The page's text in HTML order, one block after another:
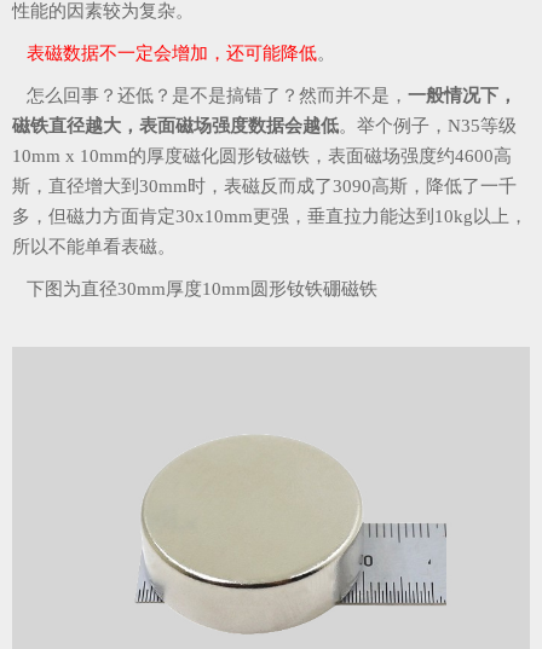
性能的因素较为复杂。
表磁数据不一定会增加，还可能降低。
怎么回事？还低？是不是搞错了？然而并不是， 一般情况下，
磁铁直径越大，表面磁场强度数据会越低。举个例子，N35等级
10mm x 10mm的厚度磁化圆形钕磁铁，表面磁场强度约4600高
斯，直径增大到30mm时，表磁反而成了3090高斯，降低了一千
多，但磁力方面肯定30x10mm更强，垂直拉力能达到10kg以上，
所以不能单看表磁。
下图为直径30mm厚度10mm圆形钕铁硼磁铁